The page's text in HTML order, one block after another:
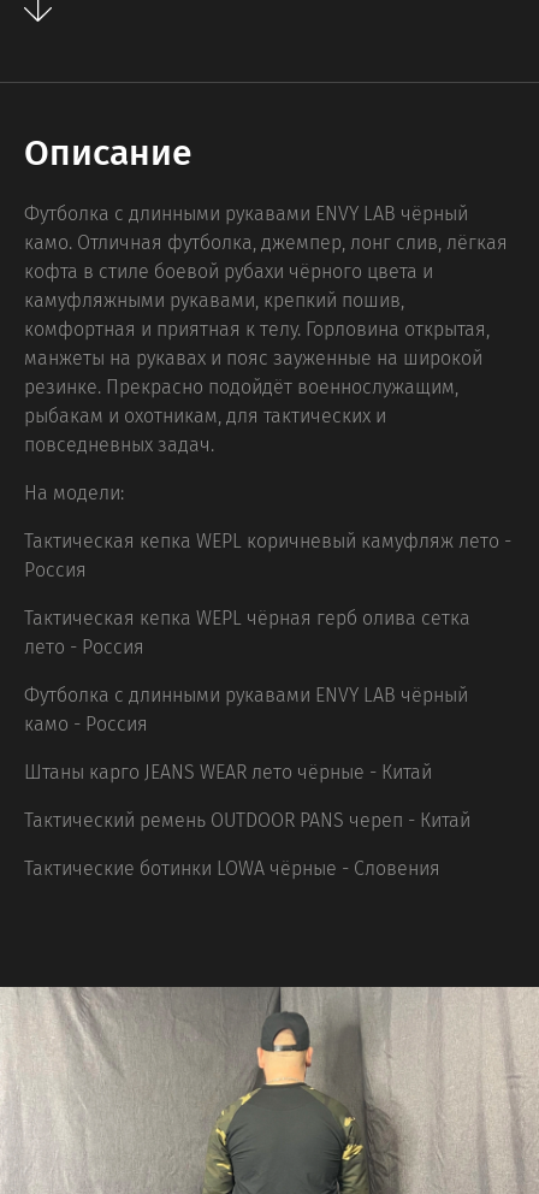
Описание
Футболка с длинными рукавами ENVY LAB чёрный
камо. Отличная футболка, джемпер, лонг слив, лёгкая
кофта в стиле боевой рубахи чёрного цвета и
камуфляжными рукавами, крепкий пошив,
комфортная и приятная к телу. Горловина открытая,
манжеты на рукавах и пояс зауженные на широкой
резинке. Прекрасно подойдёт военнослужащим,
рыбакам и охотникам, для тактических и
повседневных задач.
На модели:
Тактическая кепка WEPL коричневый камуфляж лето -
Россия
Тактическая кепка WEPL чёрная герб олива сетка
лето - Россия
Футболка с длинными рукавами ENVY LAB чёрный
камо - Россия
Штаны карго JEANS WEAR лето чёрные - Китай
Тактический ремень OUTDOOR PANS череп - Китай
Тактические ботинки LOWA чёрные - Словения